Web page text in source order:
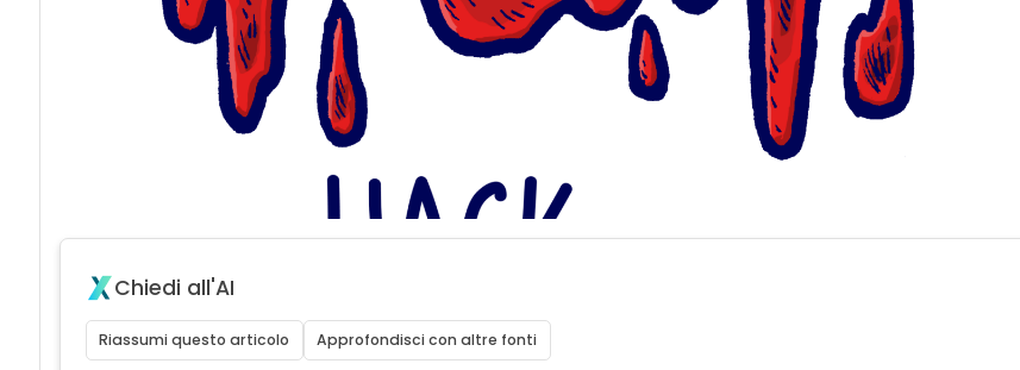
Chiedi all'AI
Riassumi questo articolo Approfondisci con altre fonti